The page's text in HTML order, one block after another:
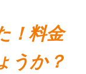
！料金
うか？